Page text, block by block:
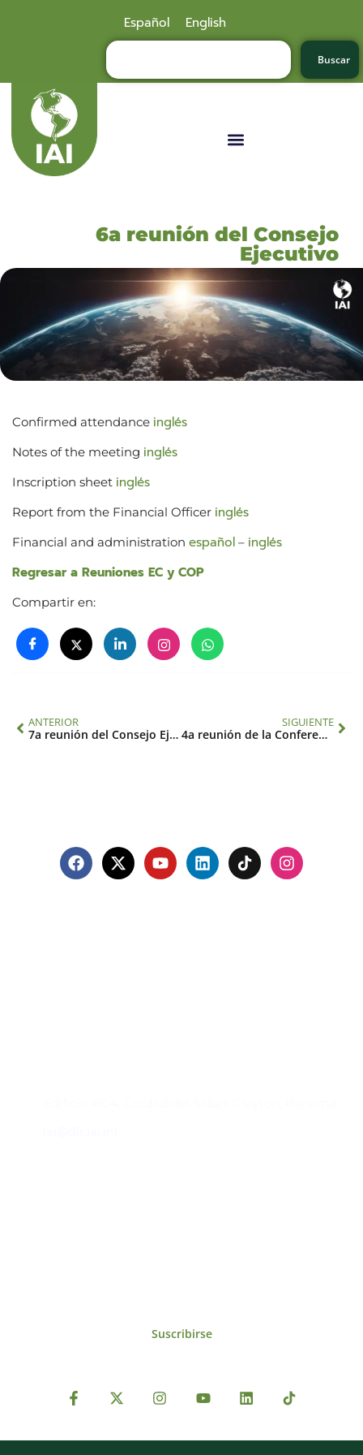
Español English
Buscar
6a reunión del Consejo
Ejecutivo
Confirmed attendance inglés
Notes of the meeting inglés
Inscription sheet inglés
Report from the Financial Officer inglés
Financial and administration español – inglés
Regresar a Reuniones EC y COP
Compartir en:
ANTERIOR
7a reunión del Consejo Ejecutivo
SIGUIENTE
4a reunión de la Conferencia de las Partes
Suscribirse